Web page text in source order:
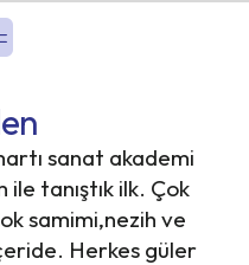
sanat akademi
ile tanıştık ilk. Çok
samimi,nezih ve
Herkes güler